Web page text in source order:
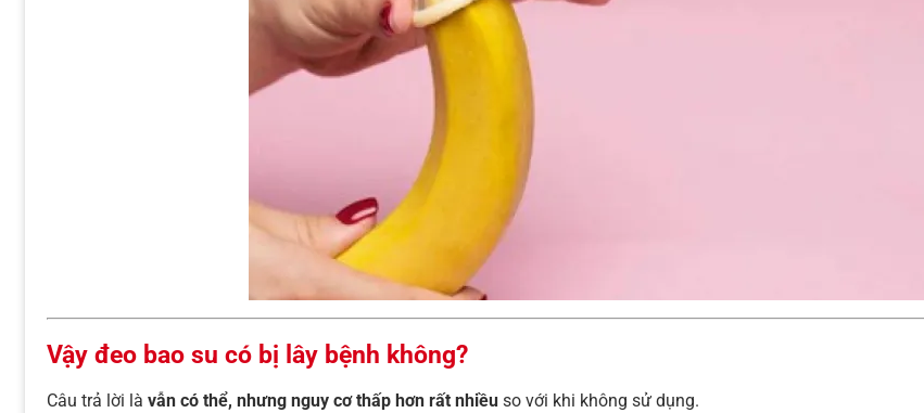
Vậy đeo bao su có bị lây bệnh không?
Câu trả lời là vẫn có thể, nhưng nguy cơ thấp hơn rất nhiều so với khi không sử dụng.